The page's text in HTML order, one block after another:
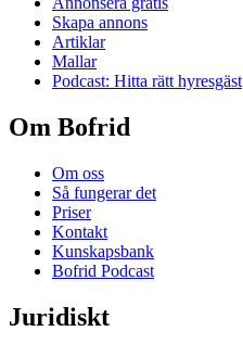
Skapa annons
Artiklar
Mallar
Podcast: Hitta rätt hyresgäst
Om Bofrid
Om oss
Så fungerar det
Priser
Kontakt
Kunskapsbank
Bofrid Podcast
Juridiskt